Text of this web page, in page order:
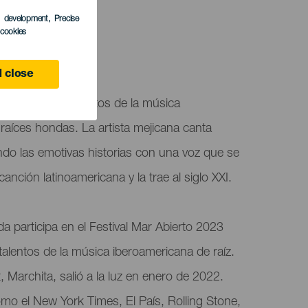
development, Precise
close
los nuevos talentos de la música
hondas. La artista mejicana canta
las emotivas historias con una voz que se
latinoamericana y la trae al siglo XXI.
participa en el Festival Mar Abierto 2023
de la música iberoamericana de raíz.
Marchita, salió a la luz en enero de 2022.
el New York Times, El País, Rolling Stone,